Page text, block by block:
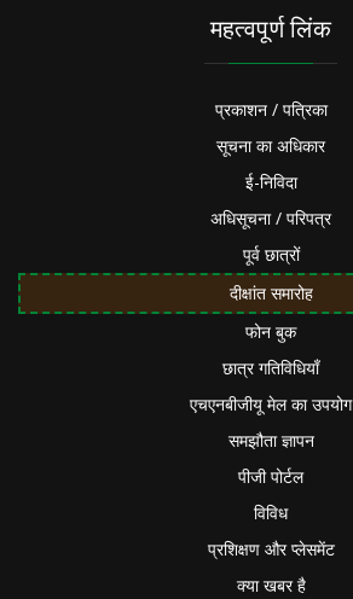
महत्वपूर्ण लिंक
प्रकाशन / पत्रिका
सूचना का अधिकार
ई-निविदा
अधिसूचना / परिपत्र
पूर्व छात्रों
दीक्षांत समारोह
फोन बुक
छात्र गतिविधियाँ
एचएनबीजीयू मेल का उपयोग
समझौता ज्ञापन
पीजी पोर्टल
विविध
प्रशिक्षण और प्लेसमेंट
क्या खबर है